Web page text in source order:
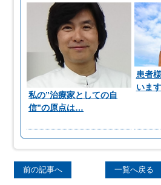
私の”治療家としての自
信”の原点は…
患者
いま
前の記事へ 一覧へ戻る